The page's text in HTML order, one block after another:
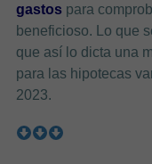
gastos para
beneficioso. Lo que
que así lo dicta una
para las hipotecas
2023.